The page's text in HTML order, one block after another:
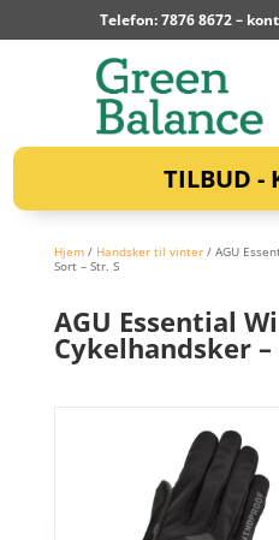
Telefon: 7876 8672 –
TILBUD -
Hjem/ Handsker til vinter/ AGU
Sort – Str. S
AGU Essential
Cykelhandsker –